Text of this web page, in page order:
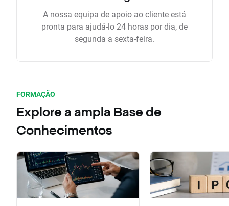
A nossa equipa de apoio ao cliente está
pronta para ajudá-lo 24 horas por dia, de
segunda a sexta-feira.
FORMAÇÃO
Explore a ampla Base de
Conhecimentos